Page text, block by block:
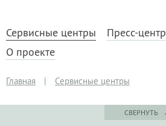
Сервисные центры Пресс-центр
О проекте
Главная | Сервисные центры
СВЕРНУТЬ